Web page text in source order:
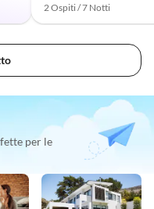
2 Ospiti / 7 Notti
per le